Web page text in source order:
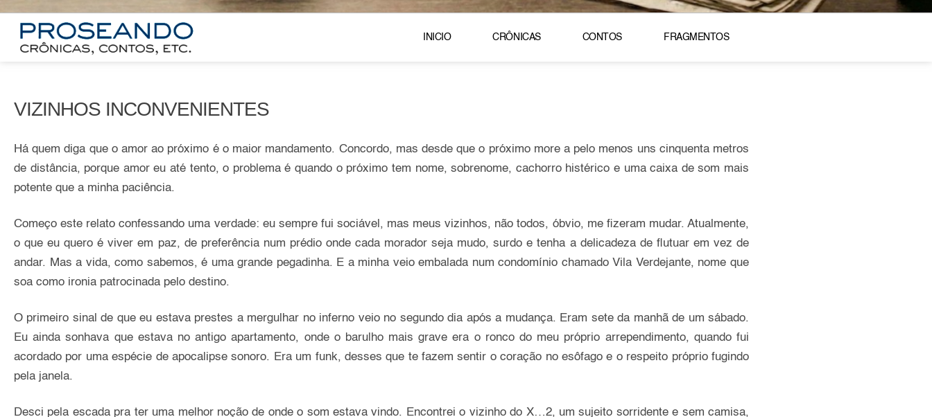
INICIO CRÔNICAS CONTOS FRAGMENTOS
VIZINHOS INCONVENIENTES
Há quem diga que o amor ao próximo é o maior mandamento. Concordo, mas desde que o próximo more a pelo menos uns cinquenta metros
de distância, porque amor eu até tento, o problema é quando o próximo tem nome, sobrenome, cachorro histérico e uma caixa de som mais
potente que a minha paciência.
Começo este relato confessando uma verdade: eu sempre fui sociável, mas meus vizinhos, não todos, óbvio, me fizeram mudar. Atualmente,
o que eu quero é viver em paz, de preferência num prédio onde cada morador seja mudo, surdo e tenha a delicadeza de flutuar em vez de
andar. Mas a vida, como sabemos, é uma grande pegadinha. E a minha veio embalada num condomínio chamado Vila Verdejante, nome que
soa como ironia patrocinada pelo destino.
O primeiro sinal de que eu estava prestes a mergulhar no inferno veio no segundo dia após a mudança. Eram sete da manhã de um sábado.
Eu ainda sonhava que estava no antigo apartamento, onde o barulho mais grave era o ronco do meu próprio arrependimento, quando fui
acordado por uma espécie de apocalipse sonoro. Era um funk, desses que te fazem sentir o coração no esôfago e o respeito próprio fugindo
pela janela.
Desci pela escada pra ter uma melhor noção de onde o som estava vindo. Encontrei o vizinho do X…2, um sujeito sorridente e sem camisa,